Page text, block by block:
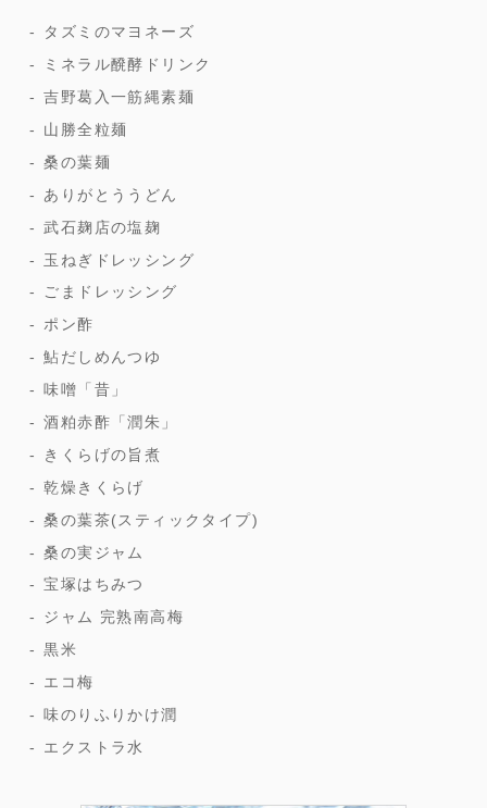
タズミのマヨネーズ
ミネラル醗酵ドリンク
吉野葛入一筋縄素麺
山勝全粒麺
桑の葉麺
ありがとううどん
武石麹店の塩麹
玉ねぎドレッシング
ごまドレッシング
ポン酢
鮎だしめんつゆ
味噌「昔」
酒粕赤酢「潤朱」
きくらげの旨煮
乾燥きくらげ
桑の葉茶(スティックタイプ)
桑の実ジャム
宝塚はちみつ
ジャム 完熟南高梅
黒米
エコ梅
味のりふりかけ潤
エクストラ水